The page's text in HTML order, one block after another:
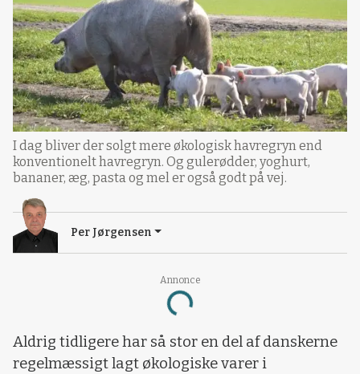
Annonce
Loading...
I dag bliver der solgt mere økologisk havregryn end
konventionelt havregryn. Og gulerødder, yoghurt,
bananer, æg, pasta og mel er også godt på vej.
Per Jørgensen
Aldrig tidligere har så stor en del af danskerne
regelmæssigt lagt økologiske varer i